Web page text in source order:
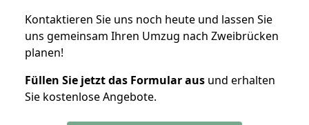
Kontaktieren Sie uns noch heute und lassen Sie
uns gemeinsam Ihren Umzug nach Zweibrücken
planen!
Füllen Sie jetzt das Formular aus und erhalten
Sie kostenlose Angebote.